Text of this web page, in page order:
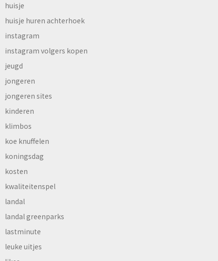
huisje
huisje huren achterhoek
instagram
instagram volgers kopen
jeugd
jongeren
jongeren sites
kinderen
klimbos
koe knuffelen
koningsdag
kosten
kwaliteitenspel
landal
landal greenparks
lastminute
leuke uitjes